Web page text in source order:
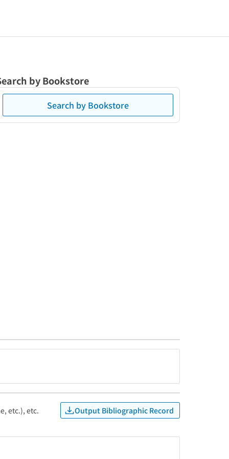
by Bookstore
Search by Bookstore
etc.), etc. Output Bibliographic Record